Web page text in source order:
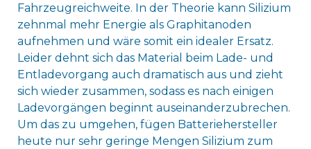
Fahrzeugreichweite. In der Theorie kann Silizium
zehnmal mehr Energie als Graphitanoden
aufnehmen und wäre somit ein idealer Ersatz.
Leider dehnt sich das Material beim Lade- und
Entladevorgang auch dramatisch aus und zieht
sich wieder zusammen, sodass es nach einigen
Ladevorgängen beginnt auseinanderzubrechen.
Um das zu umgehen, fügen Batteriehersteller
heute nur sehr geringe Mengen Silizium zum